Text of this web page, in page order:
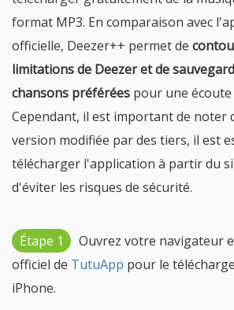
format MP3. En comparaison avec
officielle, Deezer++ permet de
limitations de Deezer et de
chansons préférées pour une
Cependant, il est important de noter
version modifiée par des tiers, il est
télécharger l'application à partir du
d'éviter les risques de sécurité.
Étape 1
Ouvrez votre navigateur
officiel de TutuApp pour le
iPhone.